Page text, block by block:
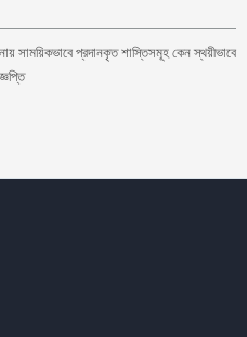
সাময়িকভাবে প্রদানকৃত শাস্তিসমূহ কেন স্থয়ীভাবে